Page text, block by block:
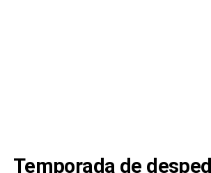
Temporada de